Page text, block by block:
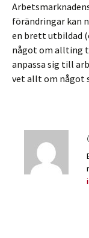
förändringar kan
en brett utbildad
något om allting
anpassa sig till
vet allt om något